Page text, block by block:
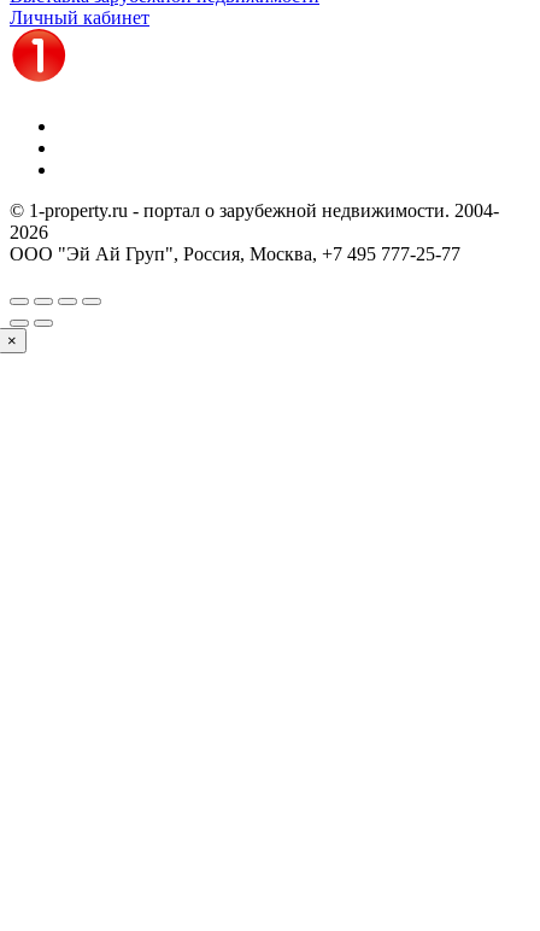
Личный кабинет
© 1-property.ru - портал о зарубежной недвижимости. 2004-
2026
ООО "Эй Ай Груп", Россия, Москва, +7 495 777-25-77
×